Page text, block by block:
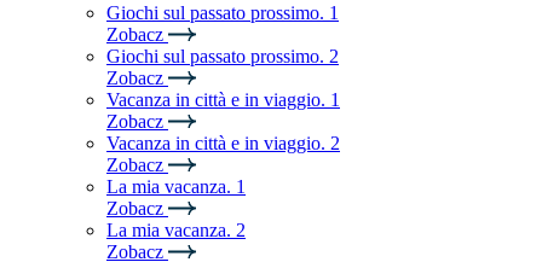
Giochi sul passato prossimo. 1
Zobacz
Giochi sul passato prossimo. 2
Zobacz
Vacanza in città e in viaggio. 1
Zobacz
Vacanza in città e in viaggio. 2
Zobacz
La mia vacanza. 1
Zobacz
La mia vacanza. 2
Zobacz